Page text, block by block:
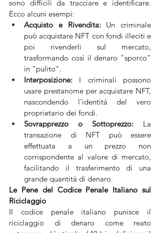
sono difficili da tracciare e identificare.
Ecco alcuni esempi:
Acquisto e Rivendita: Un criminale
può acquistare NFT con fondi illeciti e
poi rivenderli sul mercato,
trasformando così il denaro "sporco"
in "pulito".
Interposizione: I criminali possono
usare prestanome per acquistare NFT,
nascondendo l'identità del vero
proprietario dei fondi.
Sovrapprezzo o Sottoprezzo: La
transazione di NFT può essere
effettuata a un prezzo non
corrispondente al valore di mercato,
facilitando il trasferimento di una
grande quantità di denaro.
Le Pene del Codice Penale Italiano sul
Riciclaggio
Il codice penale italiano punisce il
riciclaggio di denaro come reato